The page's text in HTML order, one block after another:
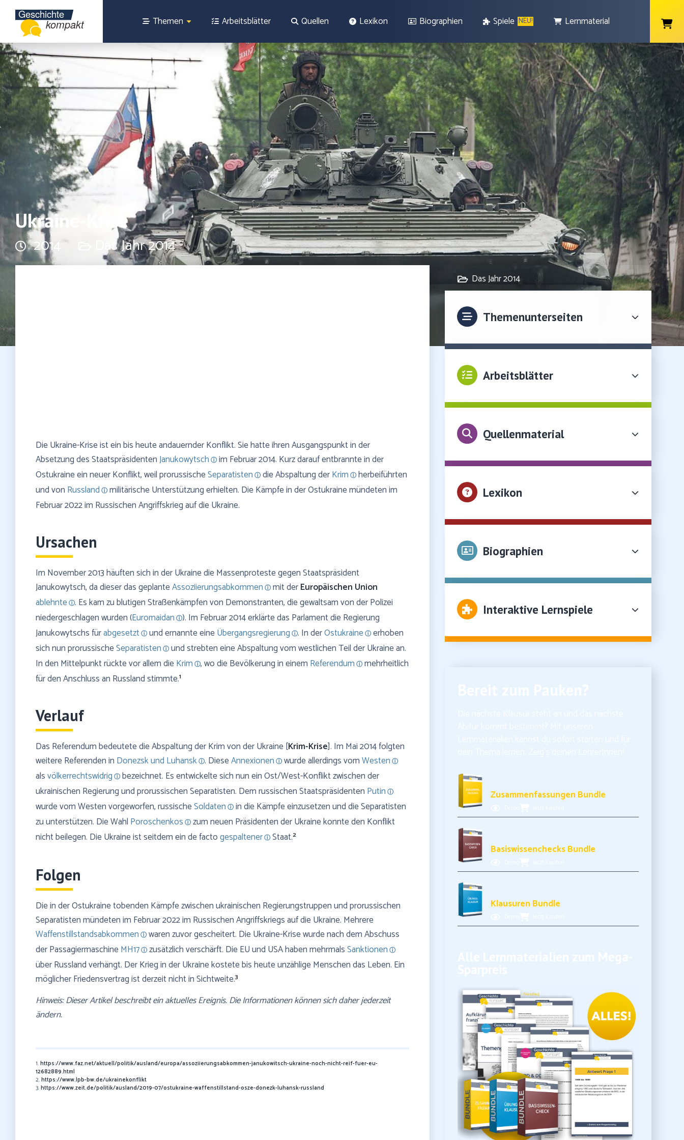
Themen Arbeitsblätter Quellen Lexikon Biographien Spiele NEU! Lernmaterial
Ukraine-Krise
2014 Das Jahr 2014
Die Ukraine-Krise ist ein bis heute andauernder Konflikt. Sie hatte ihren Ausgangspunkt in der
Absetzung des StaatspräsidentenJanukowytsch
im Februar 2014. Kurz darauf entbrannte in der
Ostukraine ein neuer Konflikt, weil prorussischeSeparatisten die Abspaltung derKrim
herbeiführten
und von Russland
militärische Unterstützung erhielten. Die Kämpfe in der Ostukraine mündeten im
Februar 2022 im Russischen Angriffskrieg auf die Ukraine.
Ursachen
Im November 2013 häuften sich in der Ukraine die Massenproteste gegen Staatspräsident
Janukowytsch, da dieser das geplanteAssoziierungsabkommen mit derEuropäischen Union
ablehnte . Es kam zu blutigen Straßenkämpfen von Demonstranten, die gewaltsam von der Polizei
niedergeschlagen wurden (Euromaidan
). Im Februar 2014 erklärte das Parlament die Regierung
Janukowytschs fürabgesetzt und ernannte eineÜbergangsregierung . In derOstukraine
erhoben
sich nun prorussischeSeparatisten
und strebten eine Abspaltung vom westlichen Teil der Ukraine an.
In den Mittelpunkt rückte vor allem dieKrim , wo die Bevölkerung in einem Referendum
mehrheitlich
für den Anschluss an Russland stimmte.1
Verlauf
Das Referendum bedeutete die Abspaltung der Krim von der Ukraine [Krim-Krise]. Im Mai 2014 folgten
weitere Referenden in Donezsk und Luhansk . DieseAnnexionen wurde allerdings vomWesten
alsvölkerrechtswidrig
bezeichnet. Es entwickelte sich nun ein Ost/West-Konflikt zwischen der
ukrainischen Regierung und prorussischen Separatisten. Dem russischen Staatspräsidenten Putin
wurde vom Westen vorgeworfen, russischeSoldaten
in die Kämpfe einzusetzen und die Separatisten
zu unterstützen. Die Wahl Poroschenkos
zum neuen Präsidenten der Ukraine konnte den Konflikt
nicht beilegen. Die Ukraine ist seitdem ein de factogespaltener Staat.2
Folgen
Die in der Ostukraine tobenden Kämpfe zwischen ukrainischen Regierungstruppen und prorussischen
Separatisten mündeten im Februar 2022 im Russischen Angriffskriegs auf die Ukraine. Mehrere
Waffenstillstandsabkommen
waren zuvor gescheitert. Die Ukraine-Krise wurde nach dem Abschuss
der PassagiermaschineMH17 zusätzlich verschärft. Die EU und USA haben mehrmalsSanktionen
über Russland verhängt. Der Krieg in der Ukraine kostete bis heute unzählige Menschen das Leben. Ein
möglicher Friedensvertrag ist derzeit nicht in Sichtweite.3
Hinweis: Dieser Artikel beschreibt ein aktuelles Ereignis. Die Informationen können sich daher jederzeit
ändern.
1.https://www.faz.net/aktuell/politik/ausland/europa/assoziierungsabkommen-janukowitsch-ukraine-noch-nicht-reif-fuer-eu-
12682889.html
2.https://www.lpb-bw.de/ukrainekonflikt
3.https://www.zeit.de/politik/ausland/2019-07/ostukraine-waffenstillstand-osze-donezk-luhansk-russland
Das Jahr 2014
Themenunterseiten
Arbeitsblätter
Quellenmaterial
Lexikon
Biographien
Interaktive Lernspiele
Zusammenfassungen Bundle
Basiswissenchecks Bundle
Klausuren Bundle